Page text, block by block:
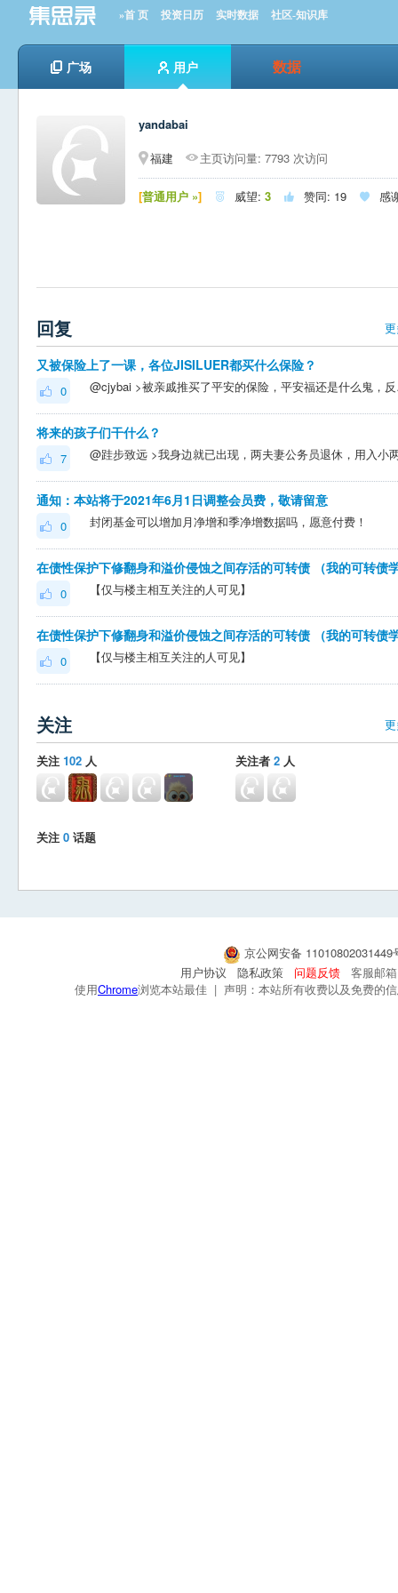
»首 页 投资日历 实时数据 社区-知识库
广场 用户 数据
yandabai
福建
主页访问量: 7793 次访问
[普通用户 »]  威望: 3  赞同: 19  感
回复
又被保险上了一课，各位JISILUER都买什么保险？
0 @cjybai >被
将来的孩子们干什么？
7
通知：本站将于2021年6月1日调整会员费，敬请留意
0 封闭基金可以增加月净增和季净增数据吗，愿意付费！
0 【仅与楼主相互关注的人可见】
0 【仅与楼主相互关注的人可见】
关注
关注 102 人 关注者 2 人
关注 0 话题
京公网安备
用户协议
隐私政策 问题反馈
客服邮
使用Chrome浏览本站最佳 | 声明：本站所有收费以及免费的